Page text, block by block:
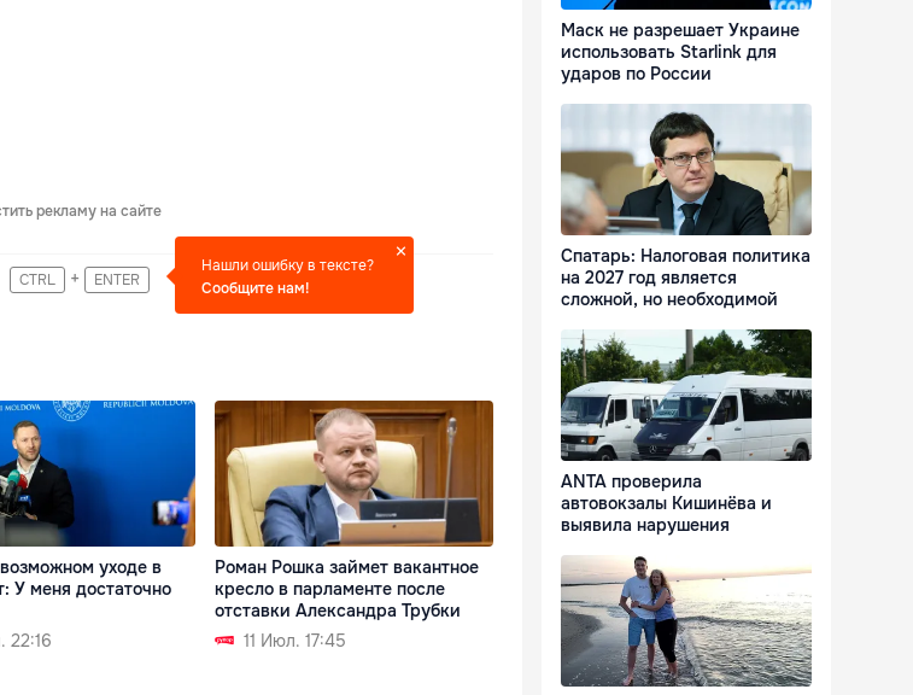
рекламу на сайте
CTRL + ENTER
Нашли ошибку в тексте?
Сообщите нам!
уходе в
У меня достаточно
22:16
Роман Рошка займет вакантное
кресло в парламенте после
отставки Александра Трубки
11 Июл. 17:45
Маск не разрешает Украине
использовать Starlink для
ударов по России
Спатарь: Налоговая политика
на 2027 год является
сложной, но необходимой
ANTA проверила
автовокзалы Кишинёва и
выявила нарушения